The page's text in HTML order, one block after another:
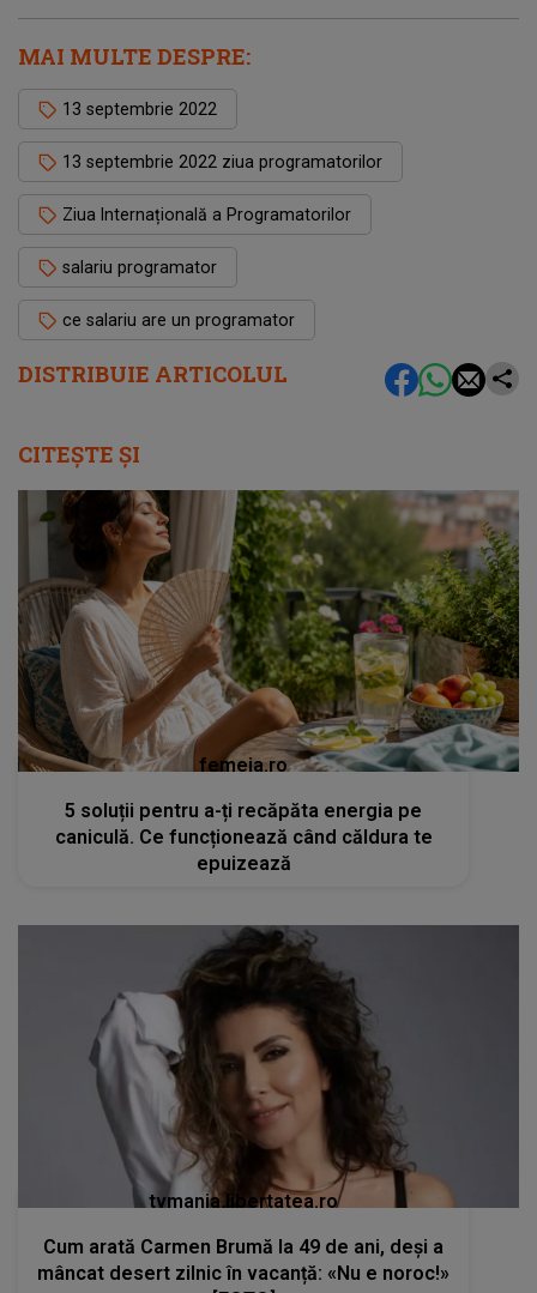
DISTRIBUIE ARTICOLUL
MAI MULTE DESPRE:
13 septembrie 2022
13 septembrie 2022 ziua programatorilor
Ziua Internațională a Programatorilor
salariu programator
ce salariu are un programator
CITEȘTE ȘI
femeia.ro
5 soluții pentru a-ți recăpăta energia pe
caniculă. Ce funcționează când căldura te
epuizează
tvmania.libertatea.ro
Cum arată Carmen Brumă la 49 de ani, deși a
mâncat desert zilnic în vacanță: «Nu e noroc!»